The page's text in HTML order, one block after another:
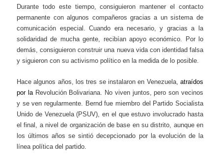
Durante todo este tiempo, consiguieron mantener el contacto
permanente con algunos compañeros gracias a un sistema de
comunicación especial. Cuando era necesario, y gracias a la
solidaridad de mucha gente, recibían apoyo económico. Por lo
demás, consiguieron construir una nueva vida con identidad falsa
y siguieron con su activismo político en la medida de lo posible.
Hace algunos años, los tres se instalaron en Venezuela, atraídos
por la Revolución Bolivariana. No viven juntos, pero son vecinos
y se ven regularmente. Bernd fue miembro del Partido Socialista
Unido de Venezuela (PSUV), en el que estuvo involucrado hasta
el final, a nivel de organización de base en su distrito, aunque en
los últimos años se sintió decepcionado por la evolución de la
línea política del partido.